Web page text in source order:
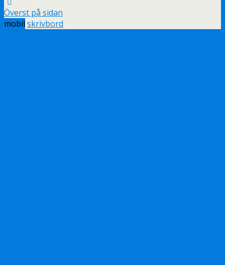
Överst på sidan
mobil skrivbord